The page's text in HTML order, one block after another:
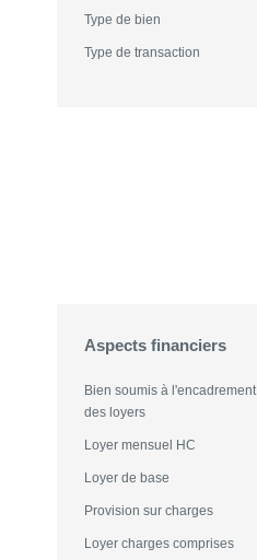
Type de bien
Type de transaction
Aspects financiers
Bien soumis à l'encadrement
des loyers
Loyer mensuel HC
Loyer de base
Provision sur charges
Loyer charges comprises